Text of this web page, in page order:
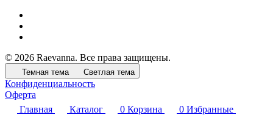
© 2026 Raevanna. Все права защищены.
Темная тема Светлая тема
Конфиденциальность
Оферта
Главная
Каталог 0 Корзина 0 Избранные